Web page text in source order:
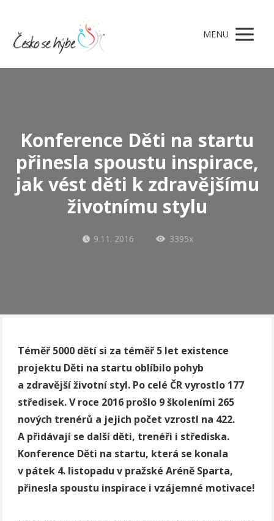
MENU
Konference Děti na startu
přinesla spoustu inspirace,
jak vést děti k zdravějšímu
životnímu stylu
9.11. 2016 3395x
Téměř 5000 dětí si za téměř 5 let existence
projektu Děti na startu oblíbilo pohyb
a zdravější životní styl. Po celé ČR vyrostlo 177
středisek. V roce 2016 prošlo 9školeními 265
nových trenérů a jejich počet vzrostl na 422.
A přidávají se další děti, trenéři i střediska.
Konference Děti na startu, která se konala
v pátek 4. listopadu v pražskéAréně Sparta,
přinesla spoustu inspirace i vzájemné motivace!